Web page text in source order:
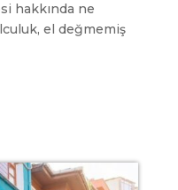
hakkında ne
el değmemiş